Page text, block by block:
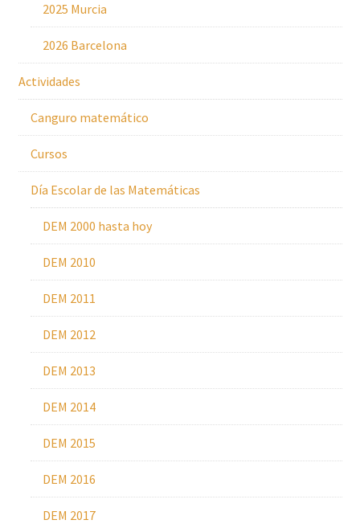
2025 Murcia
2026 Barcelona
Actividades
Canguro matemático
Cursos
Día Escolar de las Matemáticas
DEM 2000 hasta hoy
DEM 2010
DEM 2011
DEM 2012
DEM 2013
DEM 2014
DEM 2015
DEM 2016
DEM 2017